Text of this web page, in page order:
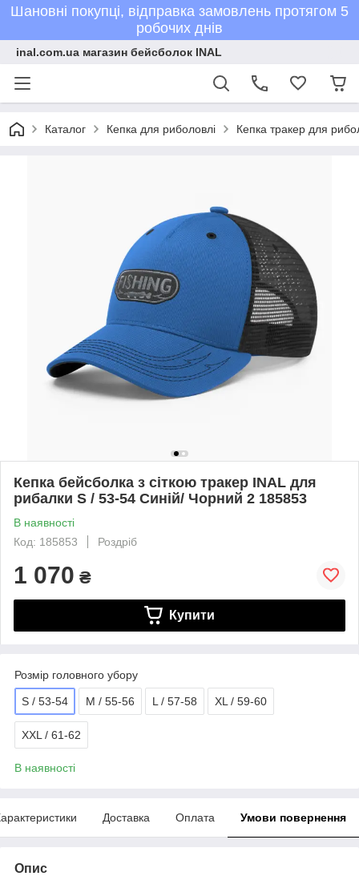
Шановні покупці, відправка замовлень протягом 5
робочих днів
inal.com.ua магазин бейсболок INAL
Каталог Кепка для риболовлі Кепка тракер для
Кепка бейсболка з сіткою тракер INAL для
рибалки S / 53-54 Синій/ Чорний 2 185853
В наявності
Код: 185853
Роздріб
1 070 ₴
Купити
Розмір головного убору
S / 53-54 M / 55-56 L / 57-58 XL / 59-60
XXL / 61-62
В наявності
Доставка Оплата Умови повернення
Опис